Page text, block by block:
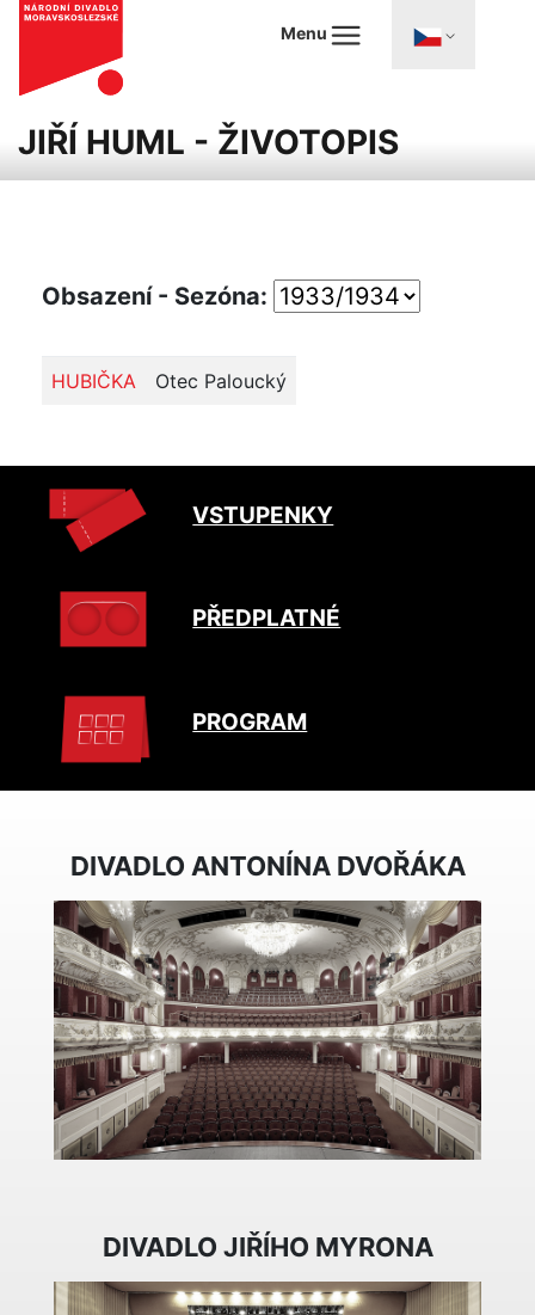
Menu
JIŘÍ HUML - ŽIVOTOPIS
Obsazení - Sezóna:
HUBIČKA Otec Paloucký
VSTUPENKY
PŘEDPLATNÉ
PROGRAM
DIVADLO ANTONÍNA DVOŘÁKA
DIVADLO JIŘÍHO MYRONA